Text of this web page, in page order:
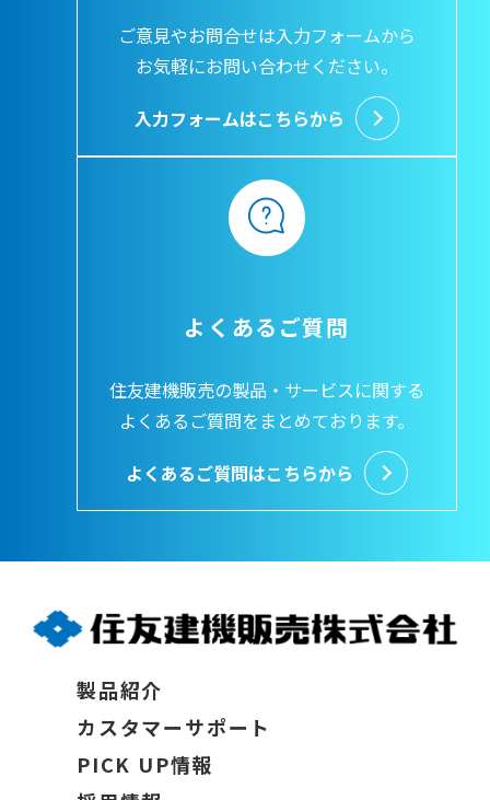
ご意見やお問合せは入力フォームから
お気軽にお問い合わせください。
入力フォームはこちらから
よくあるご質問
住友建機販売の製品・サービスに関する
よくあるご質問をまとめております。
よくあるご質問はこちらから
製品紹介
カスタマーサポート
PICK UP情報